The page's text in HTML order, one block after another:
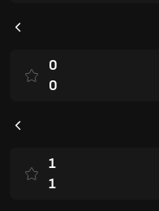
0
0
1
1